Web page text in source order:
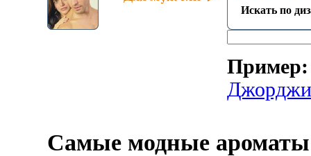
Искать по
Пример:
Самые модные